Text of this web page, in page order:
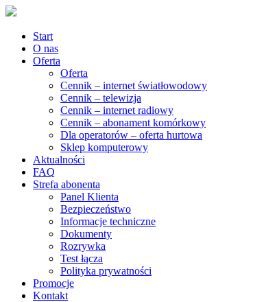
Start
O nas
Oferta
Oferta
Cennik – internet światłowodowy
Cennik – telewizja
Cennik – internet radiowy
Cennik – abonament komórkowy
Dla operatorów – oferta hurtowa
Sklep komputerowy
Aktualności
FAQ
Strefa abonenta
Panel Klienta
Bezpieczeństwo
Informacje techniczne
Dokumenty
Rozrywka
Test łącza
Polityka prywatności
Promocje
Kontakt